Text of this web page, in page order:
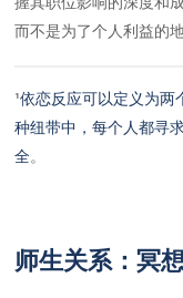
而不是为了个人利益的
¹依恋反应可以定义为两
种纽带中，每个人都寻
全。
师生关系：冥